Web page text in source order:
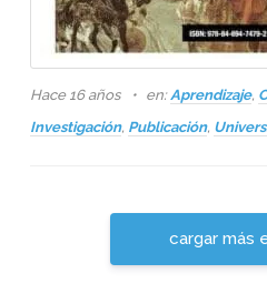
Hace 16 años en:Aprendizaje,
Investigación, Publicación,
cargar más